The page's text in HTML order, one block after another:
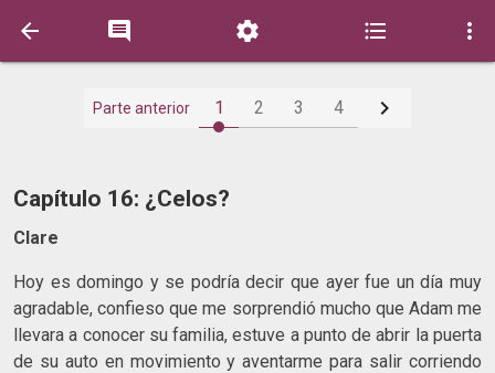
    
Parte anterior 1 2 3 4 
Capítulo 16: ¿Celos?
Clare
Hoy es domingo y se podría decir que ayer fue un día muy
agradable, confieso que me sorprendió mucho que Adam me
llevara a conocer su familia, estuve a punto de abrir la puerta
de su auto en movimiento y aventarme para salir corriendo